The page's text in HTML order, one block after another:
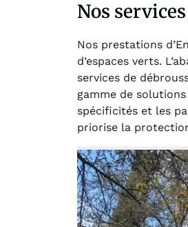
Nos services
Nos prestations
d’espaces verts.
services de
gamme de
spécificités et les
priorise la